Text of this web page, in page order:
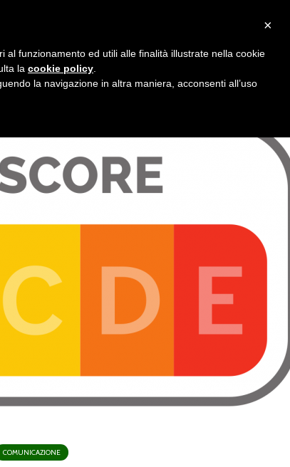
PROGETTI NEWS
COMUNICAZIONE
×
funzionamento ed utili alle finalità illustrate nella cookie
la cookie policy
la navigazione in altra maniera, acconsenti all’uso